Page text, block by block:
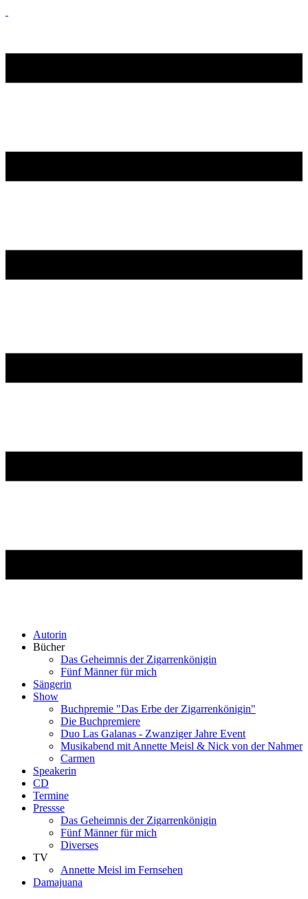
Autorin
Bücher
Das Geheimnis der Zigarrenkönigin
Fünf Männer für mich
Sängerin
Show
Buchpremie "Das Erbe der Zigarrenkönigin"
Die Buchpremiere
Duo Las Galanas - Zwanziger Jahre Event
Musikabend mit Annette Meisl & Nick von der Nahmer
Carmen
Speakerin
CD
Termine
Pressse
Das Geheimnis der Zigarrenkönigin
Fünf Männer für mich
Diverses
TV
Annette Meisl im Fernsehen
Damajuana